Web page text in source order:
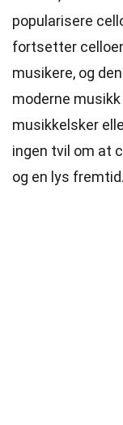
popularisere
fortsetter
musikere, og
moderne
musikkelsker
ingen tvil om at
og en lys fremtid.